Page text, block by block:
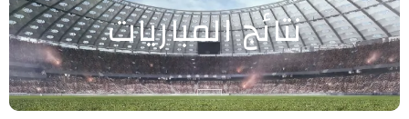
نتائج المباريات